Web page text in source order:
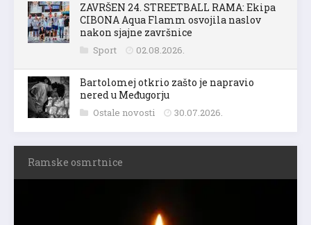
ZAVRŠEN 24. STREETBALL RAMA: Ekipa
CIBONA Aqua Flamm osvojila naslov
nakon sjajne završnice
Sport 02.08.2026.
Bartolomej otkrio zašto je napravio
nered u Međugorju
Ostale novosti 30.07.2026.
Ramske osmrtnice